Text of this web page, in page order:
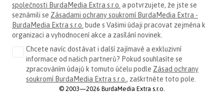
společnosti BurdaMedia Extra s.r.o. a potvrzujete, že jste se
seznámili se Zásadami ochrany soukromí BurdaMedia Extra -
BurdaMedia Extra s.r.o. bude s Vašimi údaji pracovat zejména k
organizaci a vyhodnocení akce a zasílání novinek.
Chcete navíc dostávat i další zajímavé a exkluzivní
informace od našich partnerů? Pokud souhlasíte se
zpracováním údajů k tomuto účelu podle Zásad ochrany
soukromí BurdaMedia Extra s.r.o., zaškrtněte toto pole.
© 2003—2026 BurdaMedia Extra s.r.o.